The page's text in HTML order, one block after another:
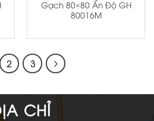
Gạch 80×80 Ấn Độ GH
80016M
2 3
CHỈ